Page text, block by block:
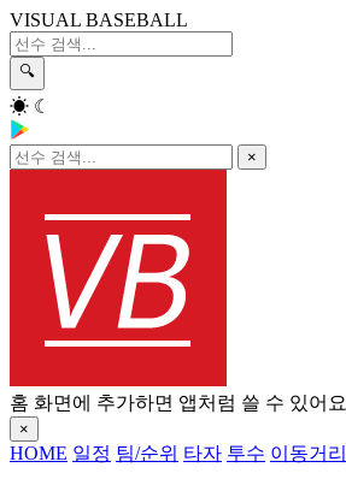
VISUAL BASEBALL
🔍
☀ ☾
×
홈 화면에 추가하면 앱처럼 쓸 수 있어요
×
HOME 일정 팀/순위 타자 투수 이동거리